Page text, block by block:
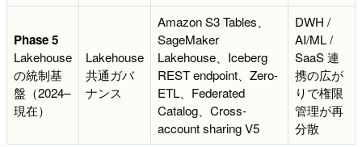
Phase 5
Lakehouse
の統制基
盤（2024–
現在）
Lakehouse
共通ガバ
ナンス
Amazon S3 Tables、
SageMaker
Lakehouse、Iceberg
REST endpoint、Zero-
ETL、Federated
Catalog、Cross-
account sharing V5
DWH /
AI/ML /
SaaS 連
携の広が
りで権限
管理が再
分散